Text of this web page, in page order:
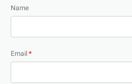
Name
Email *